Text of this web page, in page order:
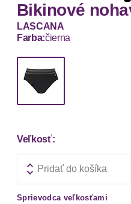
Bikinové
LASCANA
Farba:čierna
Veľkosť:
Pridať do košíka
Sprievodca veľkosťami